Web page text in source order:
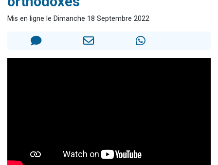
Ariel vient de donner son Maasser
Mis en ligne le Dimanche 18 Septembre 2022